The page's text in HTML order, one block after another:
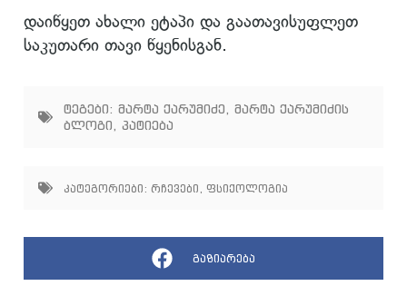
დაიწყეთ ახალი ეტაპი და გაათავისუფლეთ
საკუთარი თავი წყენისგან.
ტეგები: მარტა ქარუმიძე, მარტა ქარუმიძის
ბლოგი, პატიება
კატეგორიები: რჩევები ფსიქოლოგია
გაზიარება